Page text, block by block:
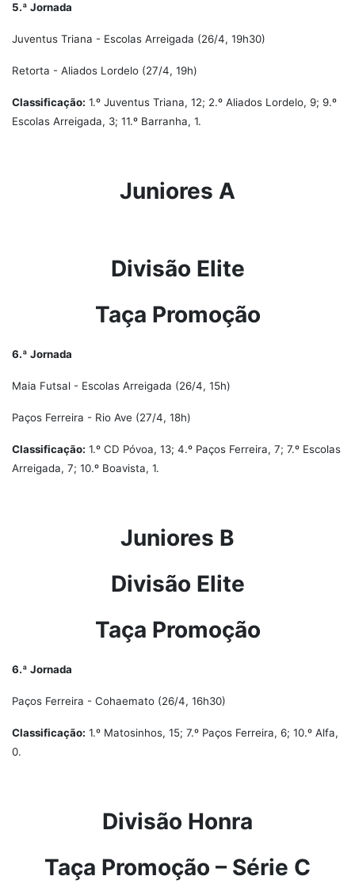
5.ª Jornada
Juventus Triana - Escolas Arreigada (26/4, 19h30)
Retorta - Aliados Lordelo (27/4, 19h)
Classificação: 1.º Juventus Triana, 12; 2.º Aliados Lordelo, 9; 9.º
Escolas Arreigada, 3; 11.º Barranha, 1.
Juniores A
Divisão Elite
Taça Promoção
6.ª Jornada
Maia Futsal - Escolas Arreigada (26/4, 15h)
Paços Ferreira - Rio Ave (27/4, 18h)
Classificação: 1.º CD Póvoa, 13; 4.º Paços Ferreira, 7; 7.º Escolas
Arreigada, 7; 10.º Boavista, 1.
Juniores B
Divisão Elite
Taça Promoção
6.ª Jornada
Paços Ferreira - Cohaemato (26/4, 16h30)
Classificação: 1.º Matosinhos, 15; 7.º Paços Ferreira, 6; 10.º Alfa,
0.
Divisão Honra
Taça Promoção – Série C